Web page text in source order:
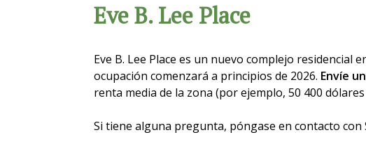
Eve B. Lee Place
Eve B. Lee Place es un nuevo complejo residencial
ocupación comenzará a principios de 2026. Envíe
renta media de la zona (por ejemplo, 50 400
Si tiene alguna pregunta, póngase en contacto